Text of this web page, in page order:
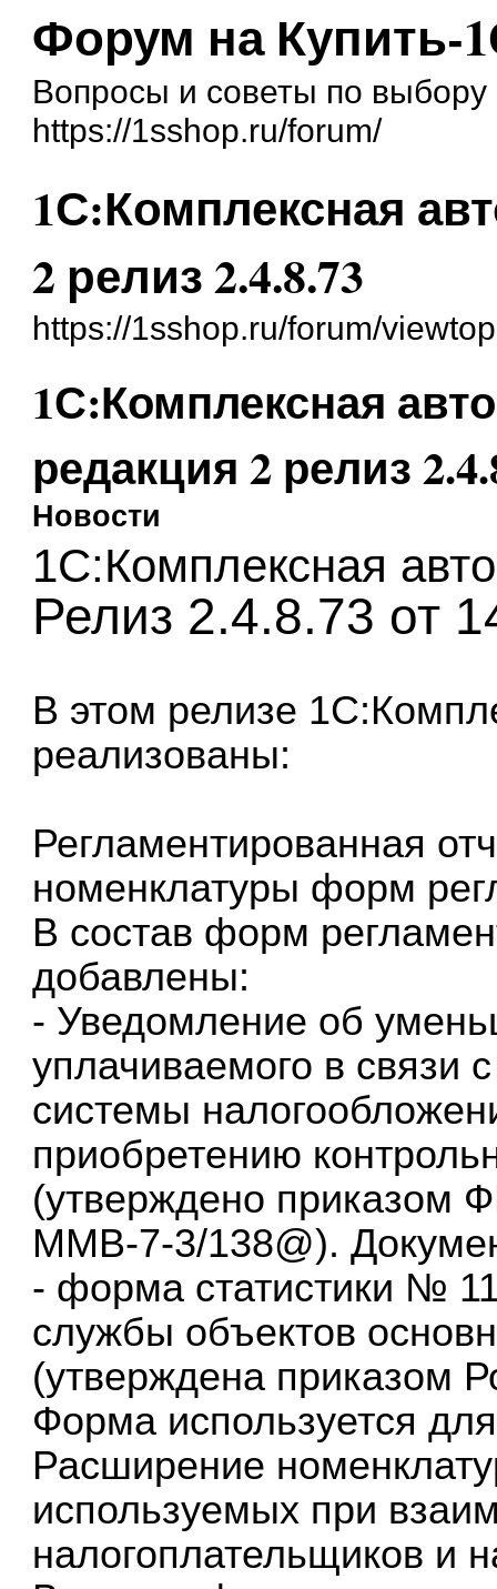
Форум на Купить-
Вопросы и советы по
https://1sshop.ru/forum/
1С:Комплексная
2 релиз 2.4.8.73
https://1sshop.ru/forum/
1С:Комплексная
редакция 2 релиз
Новости
1С:Комплексная
Релиз 2.4.8.73 от
В этом релизе
реализованы:
Регламентированная
номенклатуры форм
В состав форм
добавлены:
- Уведомление об
уплачиваемого в связи
системы
приобретению
(утверждено приказом
ММВ-7-3/138@).
- форма статистики №
службы объектов
(утверждена приказом
Форма используется
Расширение
используемых при
налогоплательщиков и